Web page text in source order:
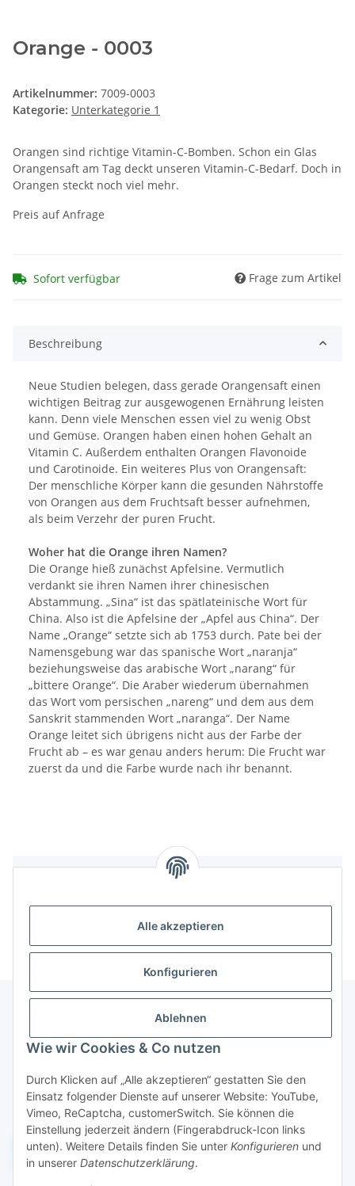
Alle akzeptieren
Konfigurieren
Ablehnen
Wie wir Cookies & Co nutzen
Durch Klicken auf „Alle akzeptieren“ gestatten Sie den
Einsatz folgender Dienste auf unserer Website: YouTube,
Vimeo, ReCaptcha, customerSwitch. Sie können die
Einstellung jederzeit ändern (Fingerabdruck-Icon links
unten). Weitere Details finden Sie unter Konfigurieren und
in unserer Datenschutzerklärung.
Orange - 0003
Artikelnummer: 7009-0003
Kategorie: Unterkategorie 1
Orangen sind richtige Vitamin-C-Bomben. Schon ein Glas
Orangensaft am Tag deckt unseren Vitamin-C-Bedarf. Doch in
Orangen steckt noch viel mehr.
Preis auf Anfrage
Sofort verfügbar Frage zum Artikel
Beschreibung
Neue Studien belegen, dass gerade Orangensaft einen
wichtigen Beitrag zur ausgewogenen Ernährung leisten
kann. Denn viele Menschen essen viel zu wenig Obst
und Gemüse. Orangen haben einen hohen Gehalt an
Vitamin C. Außerdem enthalten Orangen Flavonoide
und Carotinoide. Ein weiteres Plus von Orangensaft:
Der menschliche Körper kann die gesunden Nährstoffe
von Orangen aus dem Fruchtsaft besser aufnehmen,
als beim Verzehr der puren Frucht.
Woher hat die Orange ihren Namen?
Die Orange hieß zunächst Apfelsine. Vermutlich
verdankt sie ihren Namen ihrer chinesischen
Abstammung. „Sina“ ist das spätlateinische Wort für
China. Also ist die Apfelsine der „Apfel aus China“. Der
Name „Orange“ setzte sich ab 1753 durch. Pate bei der
Namensgebung war das spanische Wort „naranja“
beziehungsweise das arabische Wort „narang“ für
„bittere Orange“. Die Araber wiederum übernahmen
das Wort vom persischen „nareng“ und dem aus dem
Sanskrit stammenden Wort „naranga“. Der Name
Orange leitet sich übrigens nicht aus der Farbe der
Frucht ab – es war genau anders herum: Die Frucht war
zuerst da und die Farbe wurde nach ihr benannt.
Informationen
Gesetzliche Informationen
Widerruf einreichen